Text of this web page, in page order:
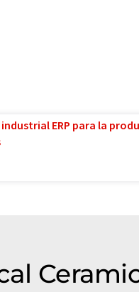
ERP para la